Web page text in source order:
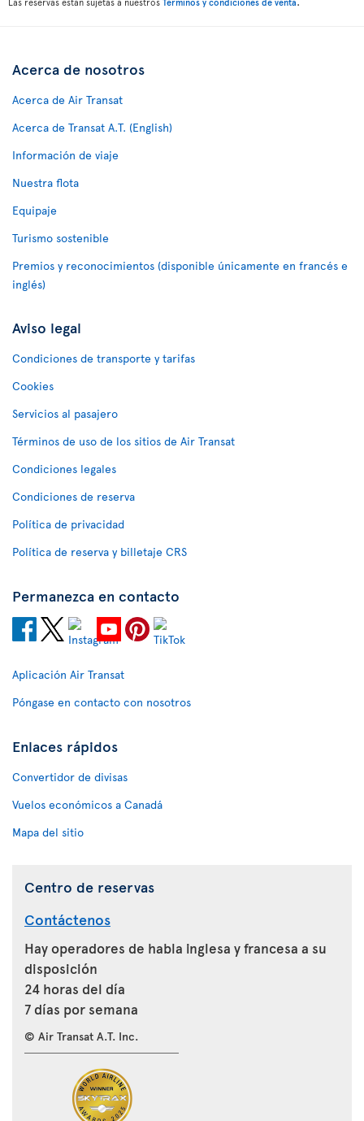
Acerca de nosotros
Acerca de Air Transat
Acerca de Transat A.T. (English)
Información de viaje
Nuestra flota
Equipaje
Turismo sostenible
Premios y reconocimientos (disponible únicamente en francés e
inglés)
Aviso legal
Condiciones de transporte y tarifas
Cookies
Servicios al pasajero
Términos de uso de los sitios de Air Transat
Condiciones legales
Condiciones de reserva
Política de privacidad
Política de reserva y billetaje CRS
Permanezca en contacto
Aplicación Air Transat
Póngase en contacto con nosotros
Enlaces rápidos
Convertidor de divisas
Vuelos económicos a Canadá
Mapa del sitio
Centro de reservas
Contáctenos
Hay operadores de habla inglesa y francesa a su
disposición
24 horas del día
7 días por semana
© Air Transat A.T. Inc.